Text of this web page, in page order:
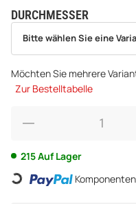
DURCHMESSER
wählen
Bitte wählen Sie eine
Möchten Sie mehrere
Zur Bestelltabelle
215 Auf Lager
Loading...